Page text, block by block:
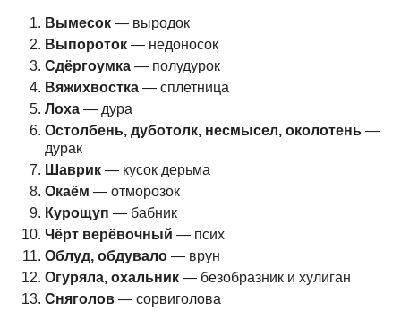
Вымесок — выродок
Выпороток — недоносок
Сдёргоумка — полудурок
Вяжихвостка — сплетница
Лоха — дура
Остолбень, дуботолк, несмысел, околотень —
дурак
Шаврик — кусок дерьма
Окаём — отморозок
Курощуп — бабник
Чёрт верёвочный — псих
Облуд, обдувало — врун
Огуряла, охальник — безобразник и хулиган
Сняголов — сорвиголова